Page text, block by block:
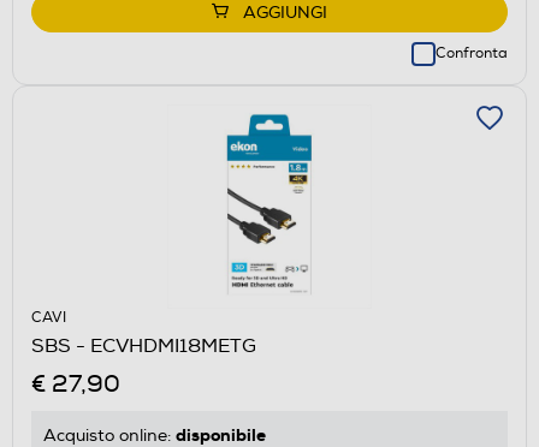
AGGIUNGI
Confronta
CAVI
SBS - ECVHDMI18METG
€ 27,90
Acquisto online: disponibile